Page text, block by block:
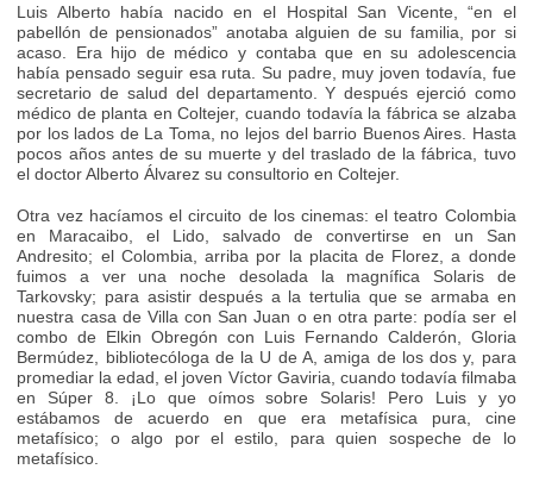
Luis Alberto había nacido en el Hospital San Vicente, “en el
pabellón de pensionados” anotaba alguien de su familia, por si
acaso. Era hijo de médico y contaba que en su adolescencia
había pensado seguir esa ruta. Su padre, muy joven todavía, fue
secretario de salud del departamento. Y después ejerció como
médico de planta en Coltejer, cuando todavía la fábrica se alzaba
por los lados de La Toma, no lejos del barrio Buenos Aires. Hasta
pocos años antes de su muerte y del traslado de la fábrica, tuvo
el doctor Alberto Álvarez su consultorio en Coltejer.
Otra vez hacíamos el circuito de los cinemas: el teatro Colombia
en Maracaibo, el Lido, salvado de convertirse en un San
Andresito; el Colombia, arriba por la placita de Florez, a donde
fuimos a ver una noche desolada la magnífica Solaris de
Tarkovsky; para asistir después a la tertulia que se armaba en
nuestra casa de Villa con San Juan o en otra parte: podía ser el
combo de Elkin Obregón con Luis Fernando Calderón, Gloria
Bermúdez, bibliotecóloga de la U de A, amiga de los dos y, para
promediar la edad, el joven Víctor Gaviria, cuando todavía filmaba
en Súper 8. ¡Lo que oímos sobre Solaris! Pero Luis y yo
estábamos de acuerdo en que era metafísica pura, cine
metafísico; o algo por el estilo, para quien sospeche de lo
metafísico.